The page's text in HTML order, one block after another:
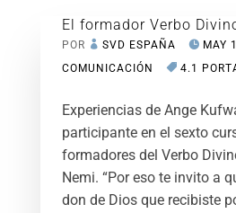
El formador Verbo
POR SVD ESPAÑA MAY
COMUNICACIÓN
4.1
Experiencias de Ange
participante en el sexto
formadores del Verbo
Nemi. “Por eso te invito a
don de Dios que recibiste